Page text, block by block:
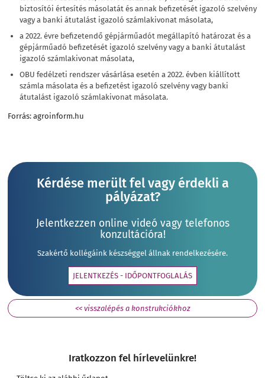
biztosítói értesítés másolatát és annak befizetését igazoló szelvény
vagy a banki átutalást igazoló számlakivonat másolata,
a 2022. évre befizetendő gépjárműadót megállapító határozat és a
gépjárműadó befizetését igazoló szelvény vagy a banki átutalást
igazoló számlakivonat másolata,
OBU fedélzeti rendszer vásárlása esetén a 2022. évben kiállított
számla másolata és a befizetést igazoló szelvény vagy banki
átutalást igazoló számlakivonat másolata.
Forrás:agroinform.hu
Kérdése merült fel vagy érdekli a
pályázat?
Jelentkezzen online videó vagy telefonos
konzultációra!
Szakértő kollégáink készséggel állnak rendelkezésére.
JELENTKEZÉS - IDŐPONTFOGLALÁS
<< visszalépés a konstrukciókhoz
Iratkozzon fel hírlevelünkre!